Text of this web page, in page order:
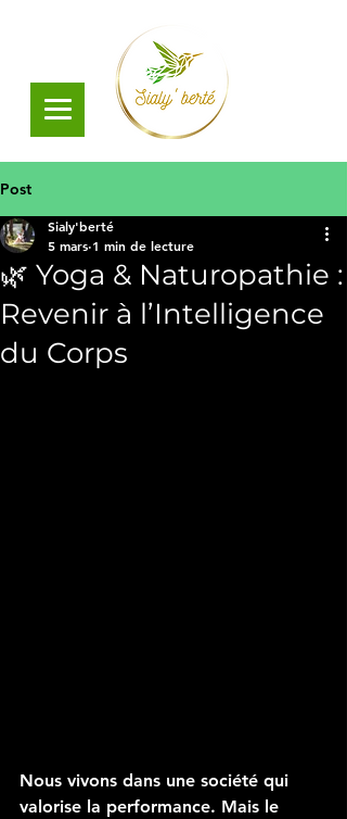
Post
🌿 Yoga & Naturopathie :
Revenir à l’Intelligence
du Corps
Sialy'berté
5 mars 1 min de lecture
Nous vivons dans une société qui
valorise la performance. Mais le